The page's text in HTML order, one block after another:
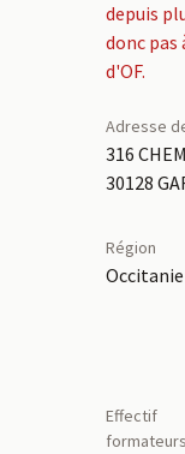
depuis
donc pas
d'OF.
Adresse
316
30128
Région
Occitanie
Effectif
formateurs